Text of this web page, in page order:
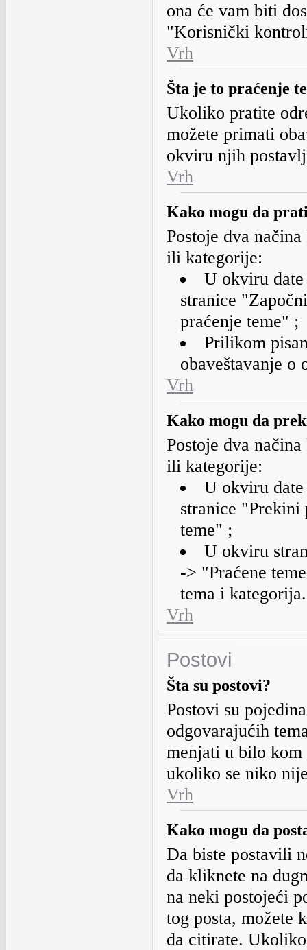
ona će vam biti
"Korisnički
Vrh
Šta je to praćenje
Ukoliko pratite
možete primati
okviru njih
Vrh
Kako mogu da
Postoje dva
ili kategorije:
U okviru
stranice
praćenje teme" ;
Prilikom
obaveštavanje o
Vrh
Kako mogu da
Postoje dva
ili kategorije:
U okviru
stranice "Prekini
teme" ;
U okviru
-> "Praćene
tema i kategorija.
Vrh
Postovi
Šta su postovi?
Postovi su
odgovarajućih
menjati u bilo kom
ukoliko se niko
Vrh
Kako mogu da
Da biste postavili
da kliknete na
na neki postojeći
tog posta,
da citirate.